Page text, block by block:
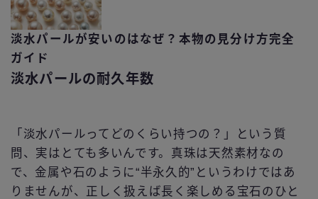
淡水パールが安いのはなぜ？本物の見分け方完全
ガイド
淡水パールの耐久年数
「淡水パールってどのくらい持つの？」という質
問、実はとても多いんです。真珠は天然素材なの
で、金属や石のように“半永久的”というわけではあ
りませんが、正しく扱えば長く楽しめる宝石のひと